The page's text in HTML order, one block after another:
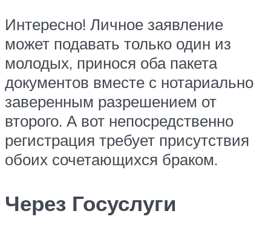
Интересно! Личное заявление
может подавать только один из
молодых, принося оба пакета
документов вместе с нотариально
заверенным разрешением от
второго. А вот непосредственно
регистрация требует присутствия
обоих сочетающихся браком.
Через Госуслуги